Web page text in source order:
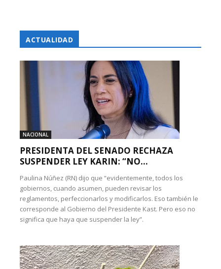
ACTUALIDAD
NACIONAL
PRESIDENTA DEL SENADO RECHAZA
SUSPENDER LEY KARIN: “NO...
Paulina Núñez (RN) dijo que “evidentemente, todos los
gobiernos, cuando asumen, pueden revisar los
reglamentos, perfeccionarlos y modificarlos. Eso también le
corresponde al Gobierno del Presidente Kast. Pero eso no
significa que haya que suspender la ley”.